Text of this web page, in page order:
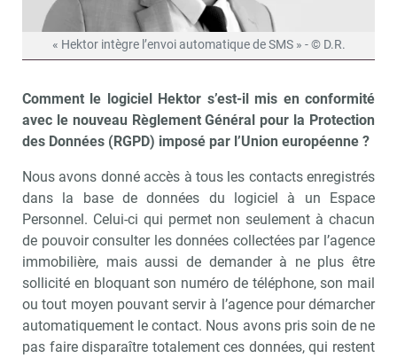
« Hektor intègre l’envoi automatique de SMS » - © D.R.
Comment le logiciel Hektor s’est-il mis en conformité
avec le nouveau Règlement Général pour la Protection
des Données (RGPD) imposé par l’Union européenne ?
Nous avons donné accès à tous les contacts enregistrés
dans la base de données du logiciel à un Espace
Personnel. Celui-ci qui permet non seulement à chacun
de pouvoir consulter les données collectées par l’agence
immobilière, mais aussi de demander à ne plus être
sollicité en bloquant son numéro de téléphone, son mail
ou tout moyen pouvant servir à l’agence pour démarcher
automatiquement le contact. Nous avons pris soin de ne
pas faire disparaître totalement ces données, qui restent